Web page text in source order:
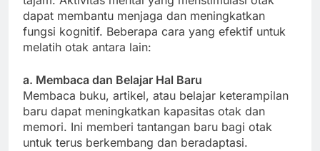
dapat membantu menjaga dan meningkatkan
fungsi kognitif. Beberapa cara yang efektif untuk
melatih otak antara lain:
a. Membaca dan Belajar Hal Baru
Membaca buku, artikel, atau belajar keterampilan
baru dapat meningkatkan kapasitas otak dan
memori. Ini memberi tantangan baru bagi otak
untuk terus berkembang dan beradaptasi.